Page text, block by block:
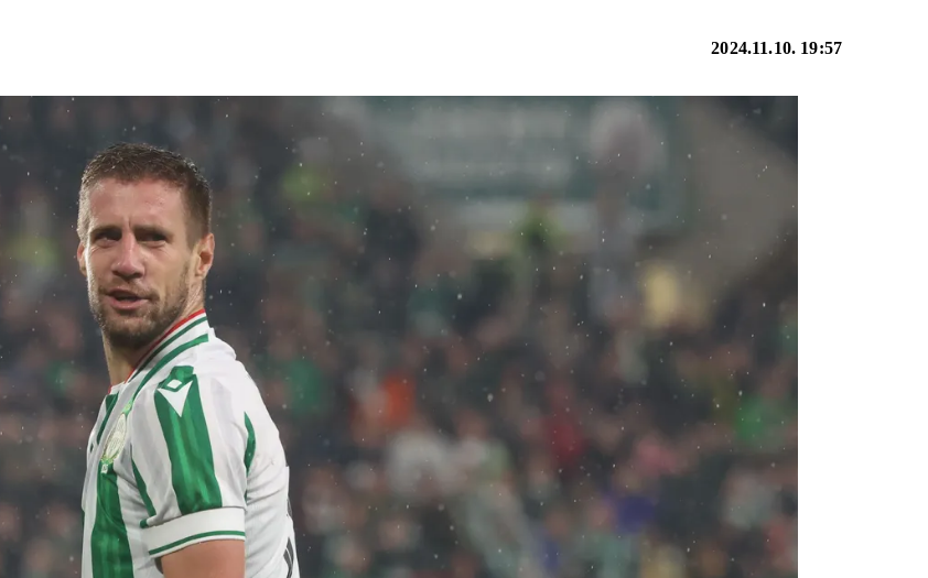
2024.11.10. 19:57